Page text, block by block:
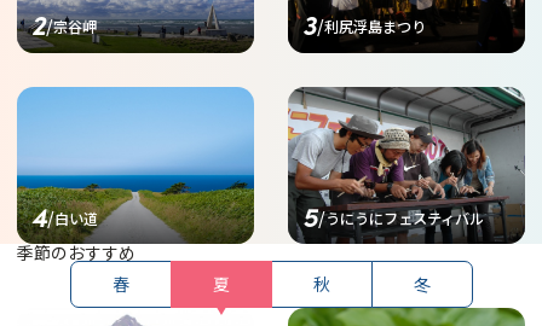
宗谷岬 利尻浮島まつり
白い道
https://www.north-
うにうにフェスティバル
https://www.north-
hokkaido.com/event/detail_1
150.html
季節のおすすめ
春
夏 秋 冬